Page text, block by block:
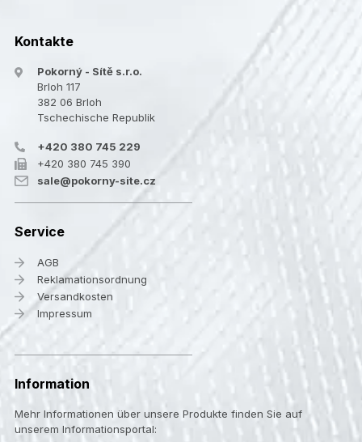
Kontakte
Pokorný - Sítě s.r.o.
Brloh 117
382 06 Brloh
Tschechische Republik
+420 380 745 229
+420 380 745 390
sale@pokorny-site.cz
Service
AGB
Reklamationsordnung
Versandkosten
Impressum
Information
Mehr Informationen über unsere Produkte finden Sie auf
unserem Informationsportal: